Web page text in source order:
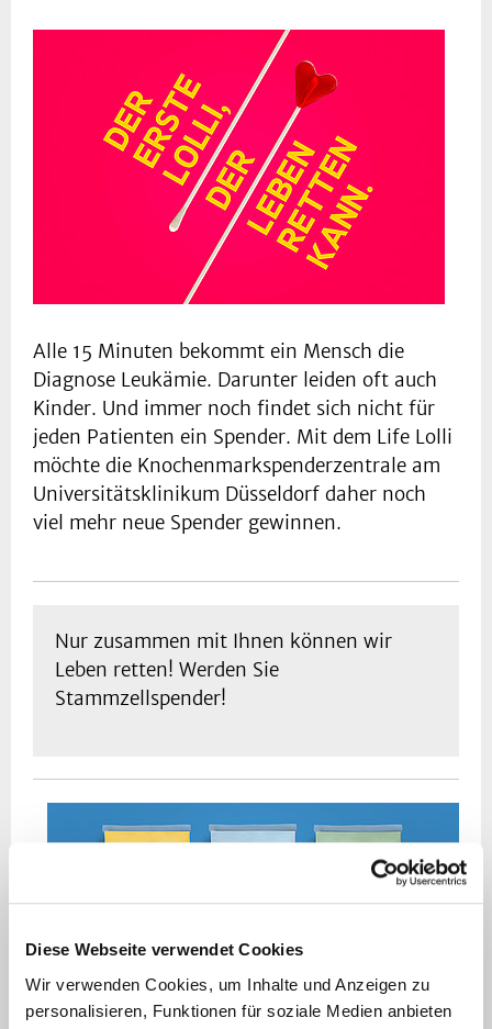
Diese Webseite verwendet Cookies
Wir verwenden Cookies, um Inhalte und Anzeigen zu
personalisieren, Funktionen für soziale Medien anbieten
Alle 15 Minuten bekommt ein Mensch die
Diagnose Leukämie. Darunter leiden oft auch
Kinder. Und immer noch findet sich nicht für
jeden Patienten ein Spender. Mit dem Life Lolli
möchte die Knochenmarkspenderzentrale am
Universitätsklinikum Düsseldorf daher noch
viel mehr neue Spender gewinnen.
Nur zusammen mit Ihnen können wir
Leben retten! Werden Sie
Stammzellspender!